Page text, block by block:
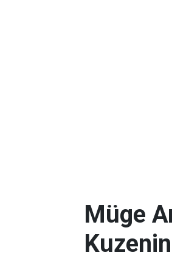
Müge